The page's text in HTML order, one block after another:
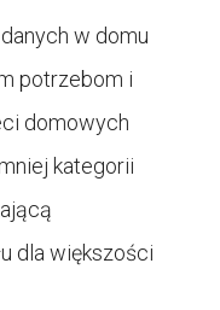
w domu
potrzebom i
domowych
kategorii
dla większości